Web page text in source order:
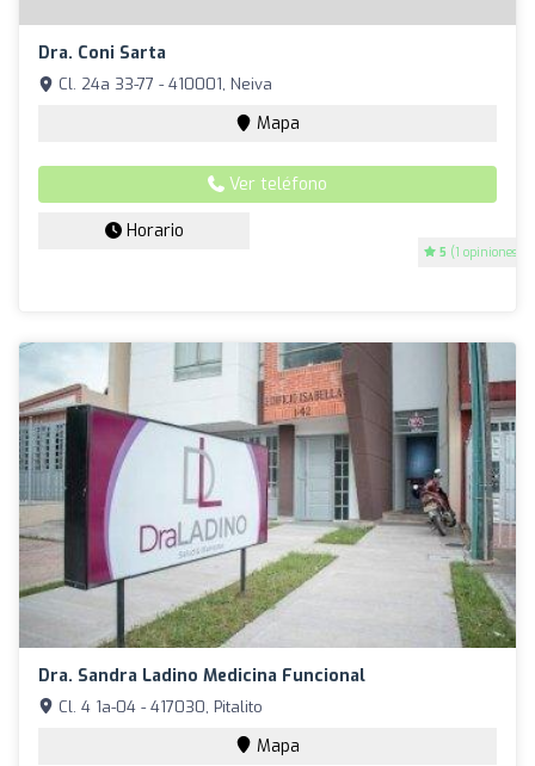
Dra. Coni Sarta
5 (1 opiniones)
Cl. 24a 33-77 - 410001, Neiva
Mapa
Ver teléfono
Horario
Dra. Sandra Ladino Medicina Funcional
Cl. 4 1a-04 - 417030, Pitalito
Mapa